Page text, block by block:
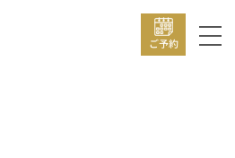
ご予約